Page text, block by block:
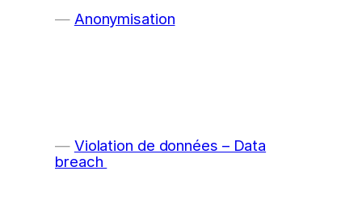
Anonymisation
Violation de données – Data
breach